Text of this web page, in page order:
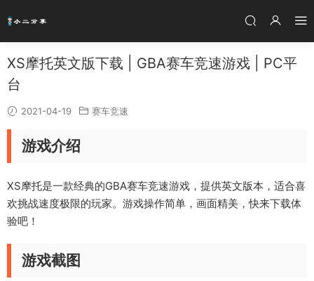
XS摩托英文版下载 | GBA赛车竞速游戏 | PC平
台
2021-04-19 赛车竞速
游戏介绍
XS摩托是一款经典的GBA赛车竞速游戏，提供英文版本，适合喜
欢挑战速度极限的玩家。游戏操作简单，画面精美，快来下载体
验吧！
游戏截图